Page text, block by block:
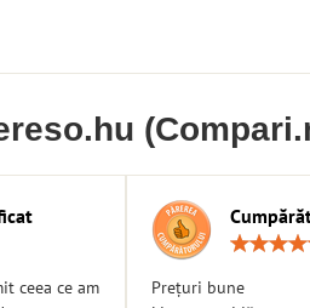
/
5
ceea ce am
Prețuri bune